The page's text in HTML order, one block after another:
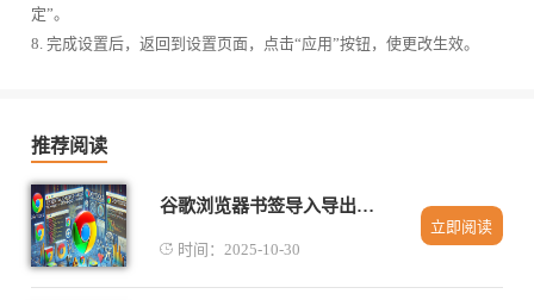
定”。
8. 完成设置后，返回到设置页面，点击“应用”按钮，使更改生效。
推荐阅读
谷歌浏览器书签导入导出操作技巧与实用教程分享
时间：2025-10-30
立即阅读